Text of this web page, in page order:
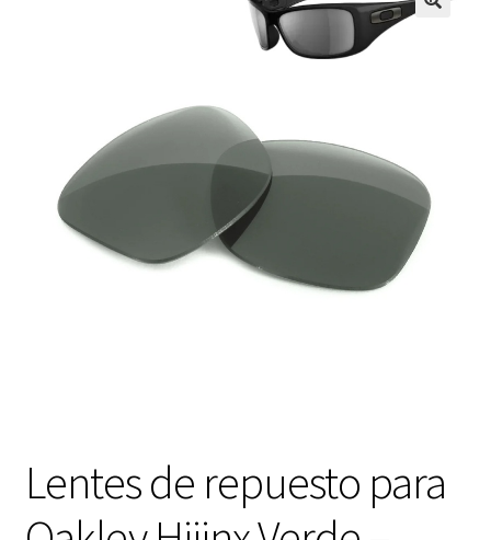
Lentes de repuesto para